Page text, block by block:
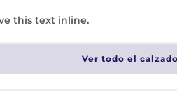
this text inline.
Ver todo el